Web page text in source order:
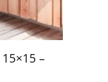
15×15 –